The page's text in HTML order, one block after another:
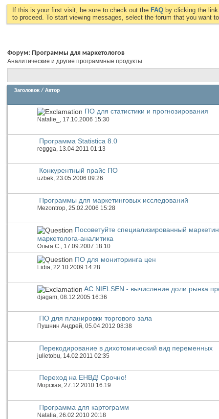
If this is your first visit, be sure to check out the FAQ by clicking the
to proceed. To start viewing messages, select the forum that you want
Форум: Программы для маркетологов
Аналитические и другие программные продукты
Заголовок / Автор
ПО для статистики и прогнозирования
Natalie_ , 17.10.2006 15:30
Программа Statistica 8.0
reggga , 13.04.2011 01:13
Конкурентный прайс ПО
uzbek, 23.05.2006 09:26
Программы для маркетинговых исследований
Mezontrop , 25.02.2006 15:28
Посоветуйте специализированный
маркетолога-аналитика
Ольга С., 17.09.2007 18:10
ПО для мониторинга цен
Lidia, 22.10.2009 14:28
AC NIELSEN - вычисление доли рынка
djagam , 08.12.2005 16:36
ПО для планировки торгового зала
Пушнин Андрей, 05.04.2012 08:38
Перекодирование в дихотомический вид переменных
julietobu, 14.02.2011 02:35
Переход на ЕНВД! Срочно!
Морская, 27.12.2010 16:19
Программа для картограмм
Natalia, 26.02.2010 20:18